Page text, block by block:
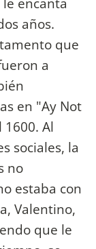
años.
que
a
en "Ay Not
Al
sociales, la
no
estaba con
Valentino,
que le